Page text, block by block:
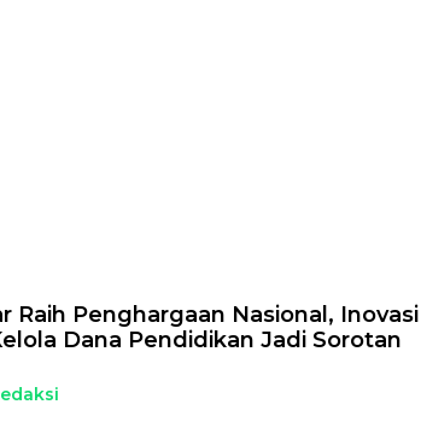
Raih Penghargaan Nasional,
Dana Pendidikan Jadi Sorotan